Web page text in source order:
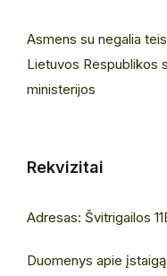
Asmens su negalia
Lietuvos Respublikos
ministerijos
Rekvizitai
Adresas: Švitrigailos
Duomenys apie